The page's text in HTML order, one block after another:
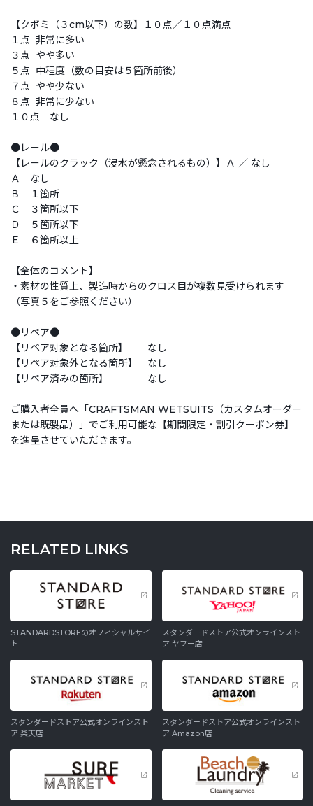
【クボミ（３cm以下）の数】１０点／１０点満点
１点 非常に多い
３点 やや多い
５点 中程度（数の目安は５箇所前後）
７点 やや少ない
８点 非常に少ない
１０点 なし
●レール●
【レールのクラック（浸水が懸念されるもの）】Ａ ／ なし
Ａ なし
Ｂ １箇所
Ｃ ３箇所以下
Ｄ ５箇所以下
Ｅ ６箇所以上
【全体のコメント】
・素材の性質上、製造時からのクロス目が複数見受けられます
（写真５をご参照ください）
●リペア●
【リペア対象となる箇所】 なし
【リペア対象外となる箇所】 なし
【リペア済みの箇所】 なし
ご購入者全員へ「CRAFTSMAN WETSUITS（カスタムオーダー
または既製品）」でご利用可能な【期間限定・割引クーポン券】
を進呈させていただきます。
RELATED LINKS
STANDARDSTOREのオフィシャルサイ
ト
スタンダードストア公式オンラインスト
ア ヤフー店
スタンダードストア公式オンラインスト
ア 楽天店
スタンダードストア公式オンラインスト
ア Amazon店